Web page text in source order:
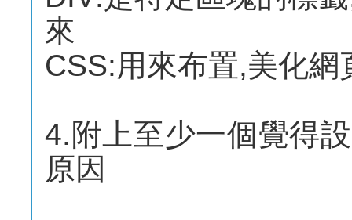
來
CSS:用來布置,美化網
4.附上至少一個覺得
原因